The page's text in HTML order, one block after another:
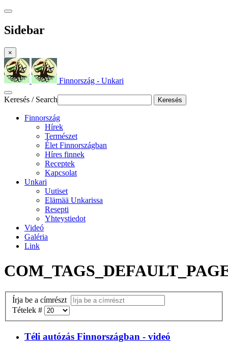
Sidebar
×
Finnország - Unkari
Keresés / Search Keresés
Finnország
Hírek
Természet
Élet Finnországban
Híres finnek
Receptek
Kapcsolat
Unkari
Uutiset
Elämää Unkarissa
Resepti
Yhteystiedot
Videó
Galéria
Link
Írja be a címrészt
Tételek #
Téli autózás Finnországban - videó